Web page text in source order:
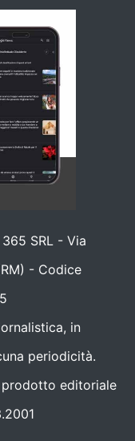
SRL - Via
- Codice
in
periodicità.
editoriale